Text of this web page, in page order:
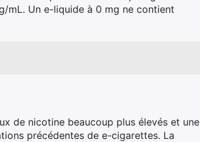
mL. Un e-liquide à 0 mg ne contient
de nicotine beaucoup plus élevés et une
précédentes de e-cigarettes. La